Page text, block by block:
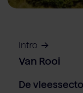
Over Van Rooi
Contact
Intro
Van Rooi
De